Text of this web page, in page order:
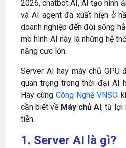
2026, chatbot AI, AI tạo hình
và AI agent đã xuất hiện ở
doanh nghiệp đến đời sống
mô hình AI này là những hệ
năng cực lớn.
Server AI hay máy chủ GPU
quan trọng trong thời đại AI
Hãy cùngCông Nghệ VNSO
cần biết về Máy chủ AI , từ lợi
tiễn.
1. Server AI là gì?